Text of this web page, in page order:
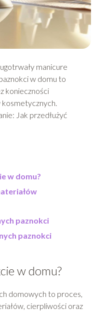
manicure
w domu to
konieczności
Jak przedłużyć
w domu?
paznokci
paznokci
w domu?
domowych to proces,
cierpliwości oraz